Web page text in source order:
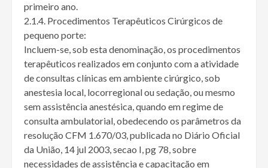
primeiro ano.
2.1.4. Procedimentos Terapêuticos Cirúrgicos de
pequeno porte:
Incluem-se, sob esta denominação, os procedimentos
terapêuticos realizados em conjunto com a atividade
de consultas clínicas em ambiente cirúrgico, sob
anestesia local, locorregional ou sedação, ou mesmo
sem assistência anestésica, quando em regime de
consulta ambulatorial, obedecendo os parâmetros da
resolução CFM 1.670/03, publicada no Diário Oficial
da União, 14 jul 2003, secao I, pg 78, sobre
necessidades de assistência e capacitação em